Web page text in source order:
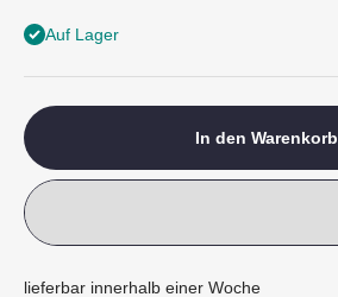
Auf Lager
In den Warenkorb
lieferbar innerhalb einer Woche